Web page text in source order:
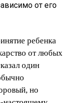
от его
ребенка
от любых
один
но